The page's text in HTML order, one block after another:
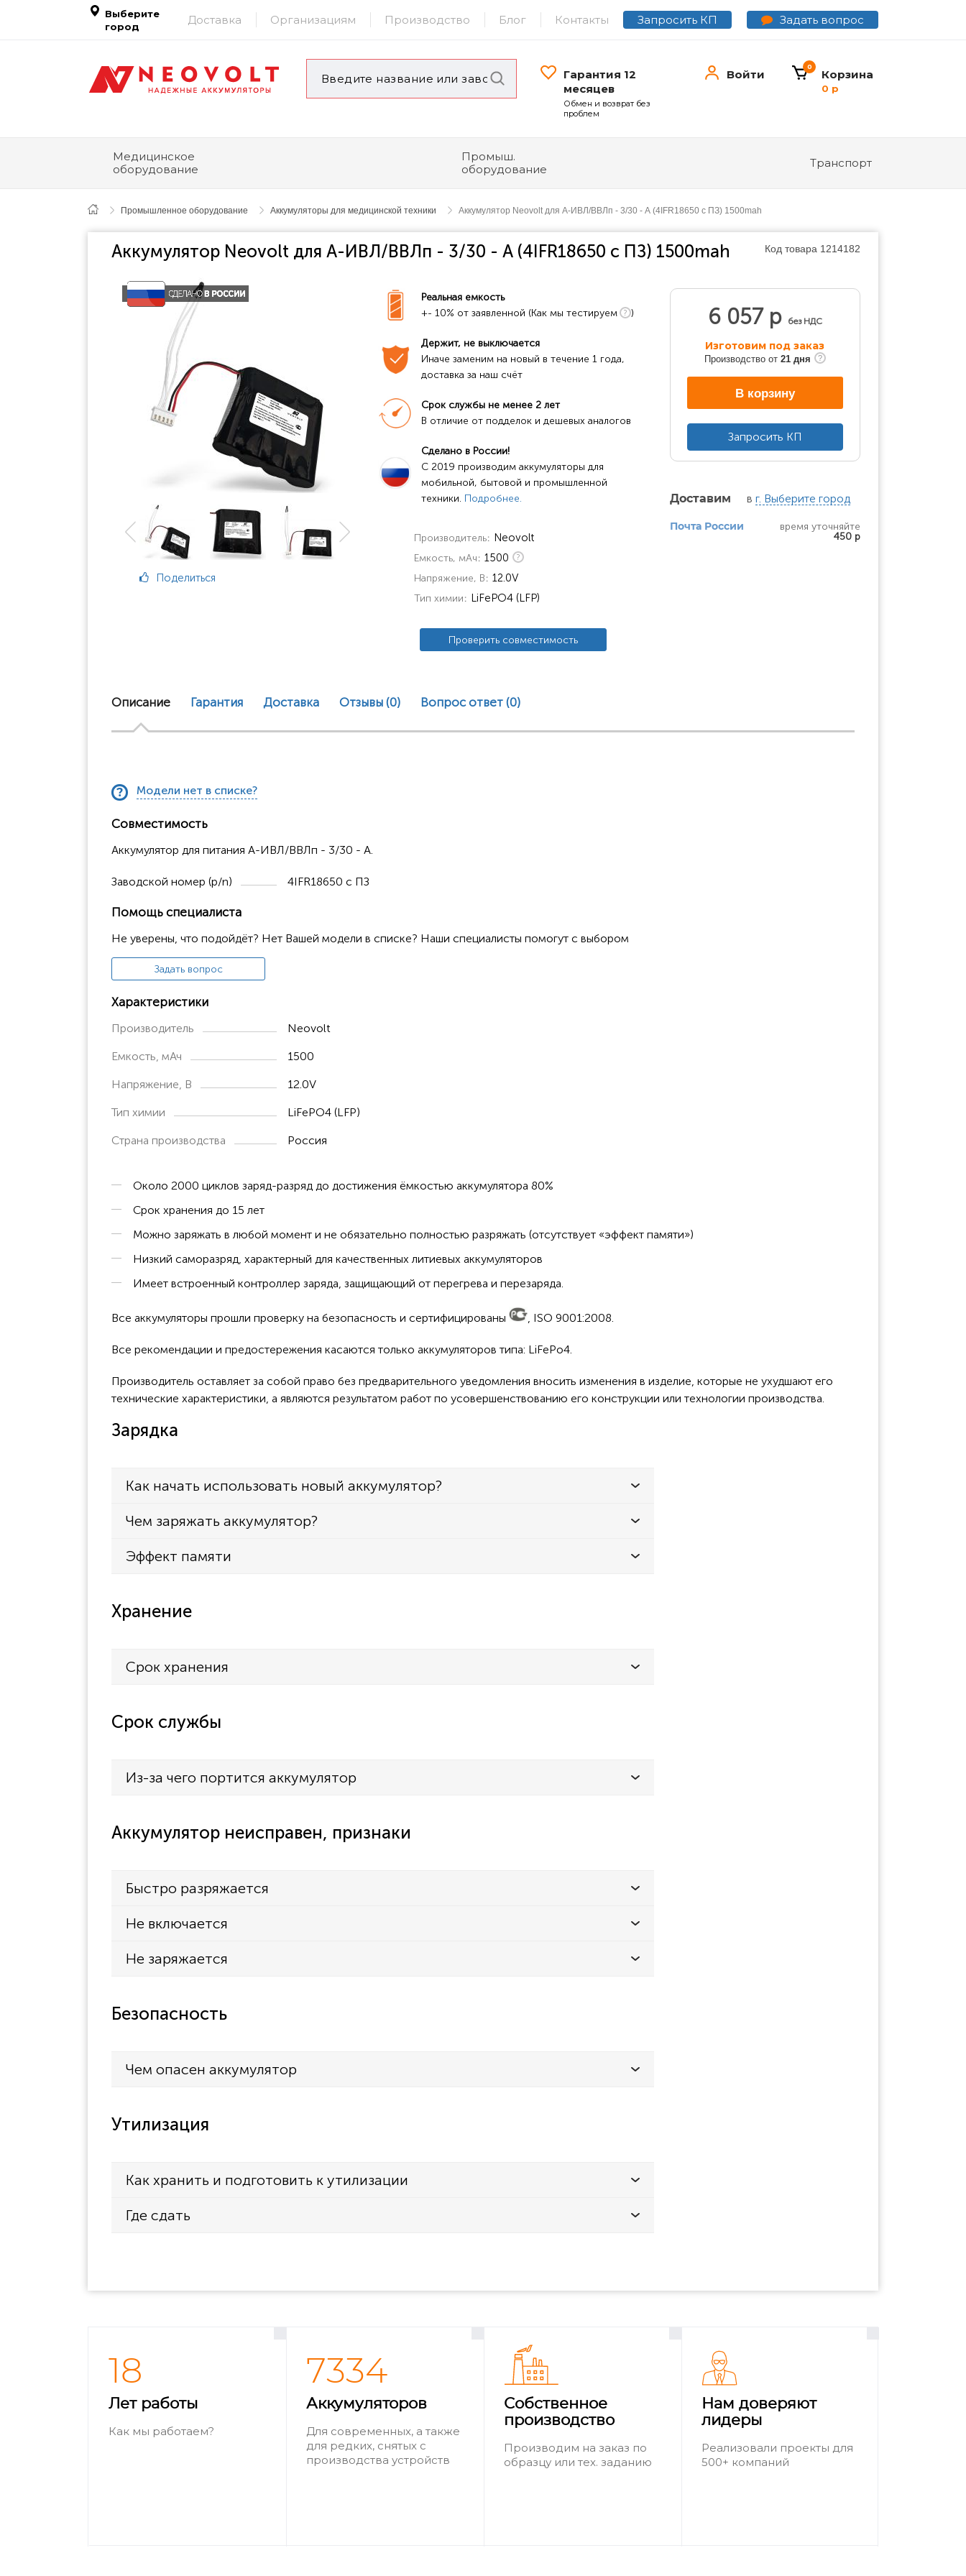
Выберите
город
Доставка Организациям Производство Блог Контакты Запросить КП Задать вопрос
Гарантия 12
месяцев
Обмен и возврат без
проблем
Войти Корзина
0
0 р
Медицинское
оборудование
Промыш.
оборудование
Транспорт
Промышленное оборудование Аккумуляторы для медицинской техники Аккумулятор Neovolt для А-ИВЛ/ВВЛп - 3/30 - А (4IFR18650 с ПЗ) 1500mah
Аккумулятор Neovolt для А-ИВЛ/ВВЛп - 3/30 - А (4IFR18650 с ПЗ) 1500mah Код товара 1214182
Поделиться
Реальная емкость
+- 10% от заявленной (Как мы тестируем
)
Держит, не выключается
Иначе заменим на новый в течение 1 года,
доставка за наш счёт
Срок службы не менее 2 лет
В отличие от подделок и дешевых аналогов
Сделано в России!
C 2019 производим аккумуляторы для
мобильной, бытовой и промышленной
техники. Подробнее.
Производитель Neovolt
Емкость, мАч 1500
Напряжение, В 12.0V
Тип химии LiFePO4 (LFP)
Проверить совместимость
6 057 р без НДС
Изготовим под заказ
Производство от 21 дня
В корзину
Запросить КП
Доставим в г. Выберите город
Почта России
время уточняйте
450 р
Описание Гарантия Доставка Отзывы (0) Вопрос ответ (0)
Модели нет в списке?
Совместимость
Аккумулятор для питания А-ИВЛ/ВВЛп - 3/30 - А.
Заводской номер (p/n) 4IFR18650 с ПЗ
Помощь специалиста
Не уверены, что подойдёт? Нет Вашей модели в списке? Наши специалисты помогут с выбором
Задать вопрос
Характеристики
Производитель Neovolt
Емкость, мАч 1500
Напряжение, В 12.0V
Тип химии LiFePO4 (LFP)
Страна производства Россия
Около 2000 циклов заряд-разряд до достижения ёмкостью аккумулятора 80%
Срок хранения до 15 лет
Можно заряжать в любой момент и не обязательно полностью разряжать (отсутствует «эффект памяти»)
Низкий саморазряд, характерный для качественных литиевых аккумуляторов
Имеет встроенный контроллер заряда, защищающий от перегрева и перезаряда.
Все аккумуляторы прошли проверку на безопасность и сертифицированы , ISO 9001:2008.
Все рекомендации и предостережения касаются только аккумуляторов типа: LiFePo4.
Производитель оставляет за собой право без предварительного уведомления вносить изменения в изделие, которые не ухудшают его
технические характеристики, а являются результатом работ по усовершенствованию его конструкции или технологии производства.
Зарядка
Как начать использовать новый аккумулятор?
Чем заряжать аккумулятор?
Эффект памяти
Хранение
Срок хранения
Срок службы
Из-за чего портится аккумулятор
Аккумулятор неисправен, признаки
Быстро разряжается
Не включается
Не заряжается
Безопасность
Чем опасен аккумулятор
Утилизация
Как хранить и подготовить к утилизации
Где сдать
18
Лет работы
Как мы работаем?
7334
Аккумуляторов
Для современных, а также
для редких, снятых с
производства устройств
Собственное
производство
Производим на заказ по
образцу или тех. заданию
Нам доверяют
лидеры
Реализовали проекты для
500+ компаний